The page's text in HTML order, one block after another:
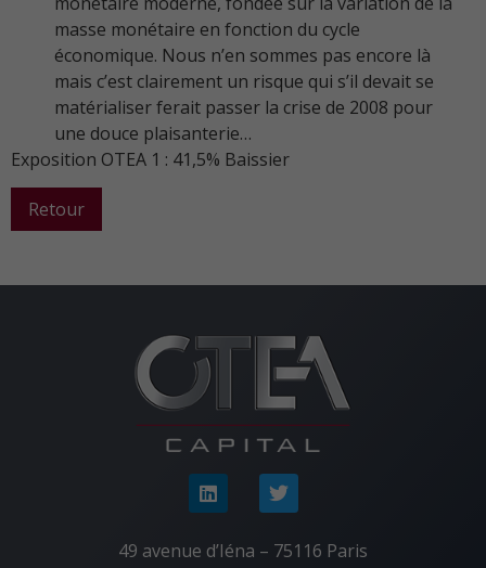
masse monétaire en fonction du cycle
économique. Nous n’en sommes pas encore là
mais c’est clairement un risque qui s’il devait se
matérialiser ferait passer la crise de 2008 pour
une douce plaisanterie…
Exposition OTEA 1 : 41,5% Baissier
Retour
49 avenue d’Iéna – 75116 Paris